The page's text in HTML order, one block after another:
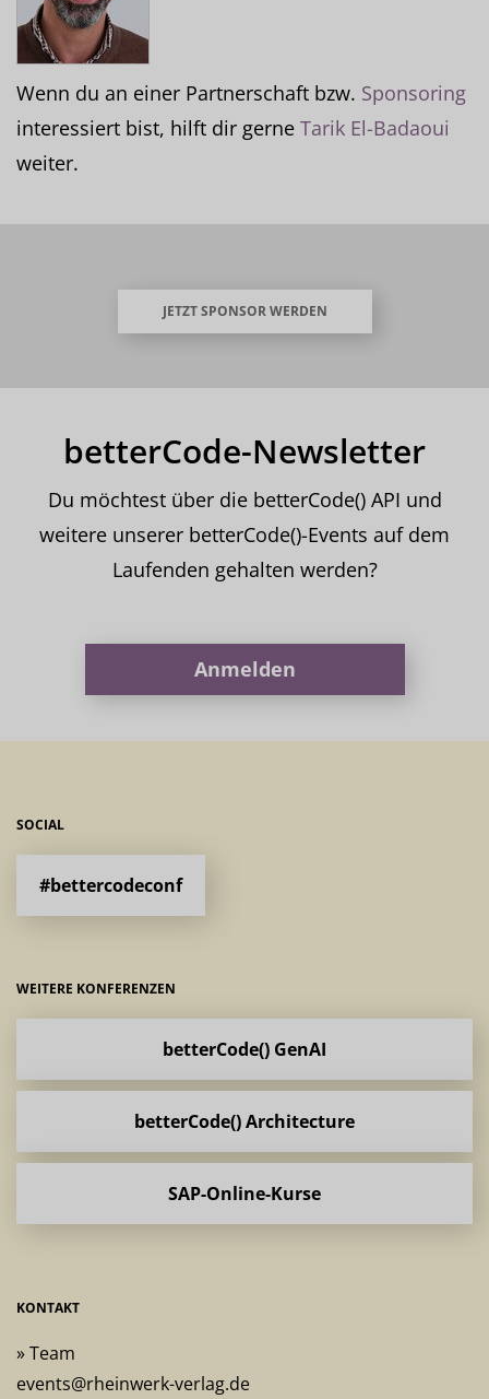
Wenn du an einer Partnerschaft bzw. Sponsoring
interessiert bist, hilft dir gerne Tarik El-Badaoui
weiter.
JETZT SPONSOR WERDEN
betterCode-Newsletter
Du möchtest über die betterCode() API und
weitere unserer betterCode()-Events auf dem
Laufenden gehalten werden?
Anmelden
SOCIAL
#bettercodeconf
WEITERE KONFERENZEN
betterCode() GenAI
betterCode() Architecture
SAP-Online-Kurse
KONTAKT
» Team
events@rheinwerk-verlag.de